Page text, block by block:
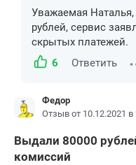
Уважаемая
рублей, сервис
скрытых платежей.
6
Ответить
Федор
Отзыв от 10.12.2021 в
Выдали 80000
комиссий